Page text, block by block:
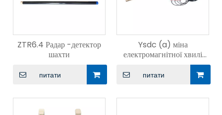
ZTR6.4 Радар -детектор
шахти
питати
Ysdc (a) міна
електромагнітної хвилі
вимірювального приладу
під час буріння
питати